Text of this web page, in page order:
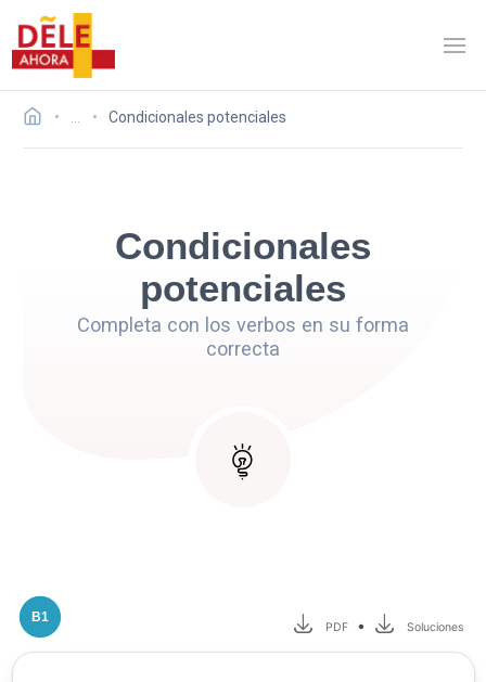
Condicionales potenciales
Condicionales
potenciales
Completa con los verbos en su forma
correcta
B1
PDF • Soluciones